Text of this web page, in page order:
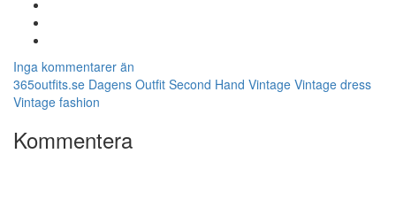
Inga kommentarer än
365outfits.se Dagens Outfit Second Hand Vintage Vintage dress
Vintage fashion
Kommentera